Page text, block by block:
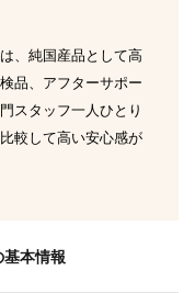
、純国産品として高
品、アフターサポー
スタッフ一人ひとり
較して高い安心感が
本情報